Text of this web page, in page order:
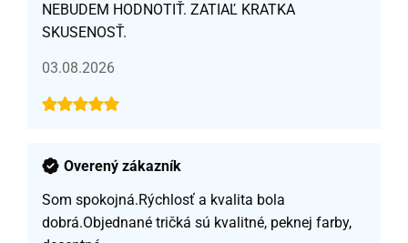
NEBUDEM HODNOTIŤ. ZATIAĽ KRATKA
SKUSENOSŤ.
03.08.2026
Overený zákazník
Som spokojná.Rýchlosť a kvalita bola
dobrá.Objednané tričká sú kvalitné, peknej farby,